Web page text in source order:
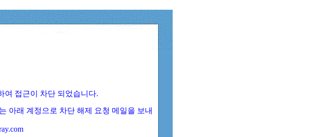
여 접근이 차단 되었습니다.
아래 계정으로 차단 해제 요청 메일을 보내